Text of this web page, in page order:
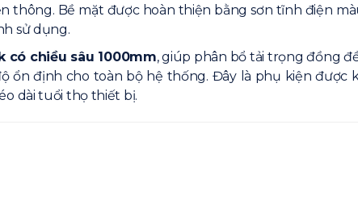
thông. Bề mặt được hoàn thiện bằng sơn tĩnh điện
sử dụng.
có chiều sâu 1000mm, giúp phân bổ tải trọng đồng
định cho toàn bộ hệ thống. Đây là phụ kiện được
dài tuổi thọ thiết bị.